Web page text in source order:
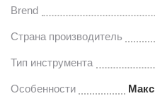
Brend
Страна производитель
Тип инструмента
Особенности